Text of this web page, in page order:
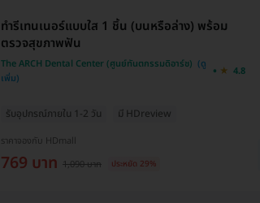
รับอุปกรณ์ภายใน 1-2 วัน มี HDreview
ทำรีเทนเนอร์แบบใส 1 ชิ้น (บนหรือล่าง) พร้อม
ตรวจสุขภาพฟัน
The ARCH Dental Center (ศูนย์ทันตกรรมดิอาร์ช)
4.8
ราคาจองกับ HDmall
769 บาท 1,090 บาท ประหยัด 29%